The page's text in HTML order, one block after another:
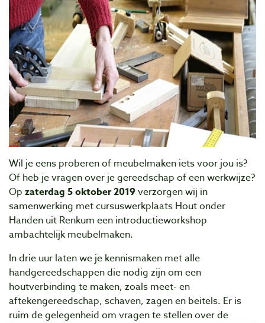
Wil je eens proberen of meubelmaken iets voor jou is?
Of heb je vragen over je gereedschap of een werkwijze?
Op zaterdag 5 oktober 2019verzorgen wij in
samenwerking met cursuswerkplaats Hout onder
Handen uit Renkum een introductieworkshop
ambachtelijk meubelmaken.
In drie uur laten we je kennismaken met alle
handgereedschappen die nodig zijn om een
houtverbinding te maken, zoals meet- en
aftekengereedschap, schaven, zagen en beitels. Er is
ruim de gelegenheid om vragen te stellen over de